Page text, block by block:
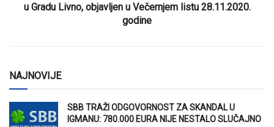
u Gradu Livno, objavljen u Večernjem listu 28.11.2020.
godine
NAJNOVIJE
SBB TRAŽI ODGOVORNOST ZA SKANDAL U
IGMANU: 780.000 EURA NIJE NESTALO SLUČAJNO